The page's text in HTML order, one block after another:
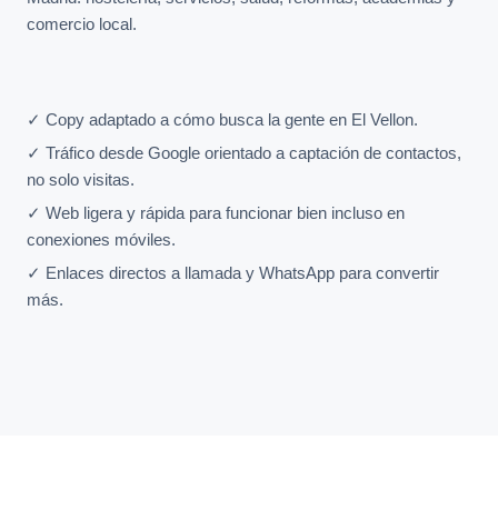
comercio local.
✓ Copy adaptado a cómo busca la gente en El Vellon.
✓ Tráfico desde Google orientado a captación de contactos,
no solo visitas.
✓ Web ligera y rápida para funcionar bien incluso en
conexiones móviles.
✓ Enlaces directos a llamada y WhatsApp para convertir
más.